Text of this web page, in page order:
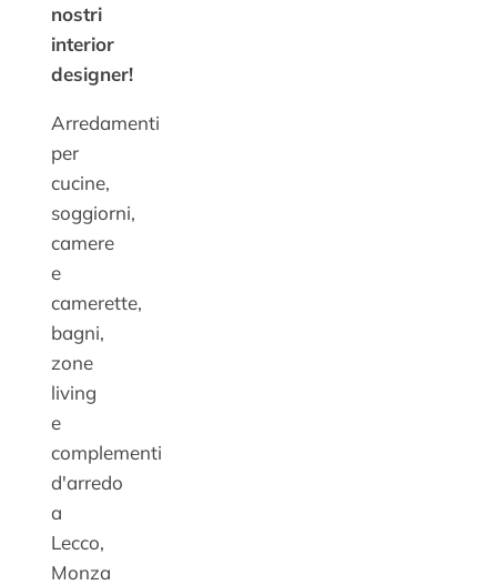
nostri
interior
designer!
Arredamenti
per
cucine,
soggiorni,
camere
e
camerette,
bagni,
zone
living
e
complementi
d'arredo
a
Lecco,
Monza